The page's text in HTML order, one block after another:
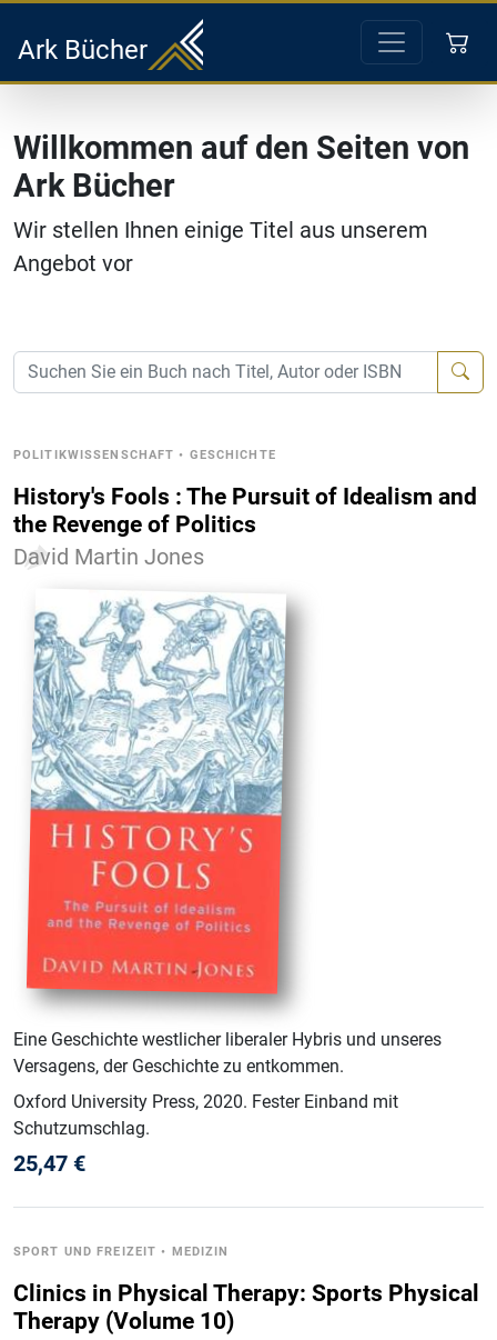
Ark Bücher
Willkommen auf den Seiten von
Ark Bücher
Wir stellen Ihnen einige Titel aus unserem
Angebot vor
POLITIKWISSENSCHAFT • GESCHICHTE
History's Fools : The Pursuit of Idealism and
the Revenge of Politics
David Martin Jones
Eine Geschichte westlicher liberaler Hybris und unseres
Versagens, der Geschichte zu entkommen.
Oxford University Press, 2020. Fester Einband mit
Schutzumschlag.
25,47 €
SPORT UND FREIZEIT • MEDIZIN
Clinics in Physical Therapy: Sports Physical
Therapy (Volume 10)